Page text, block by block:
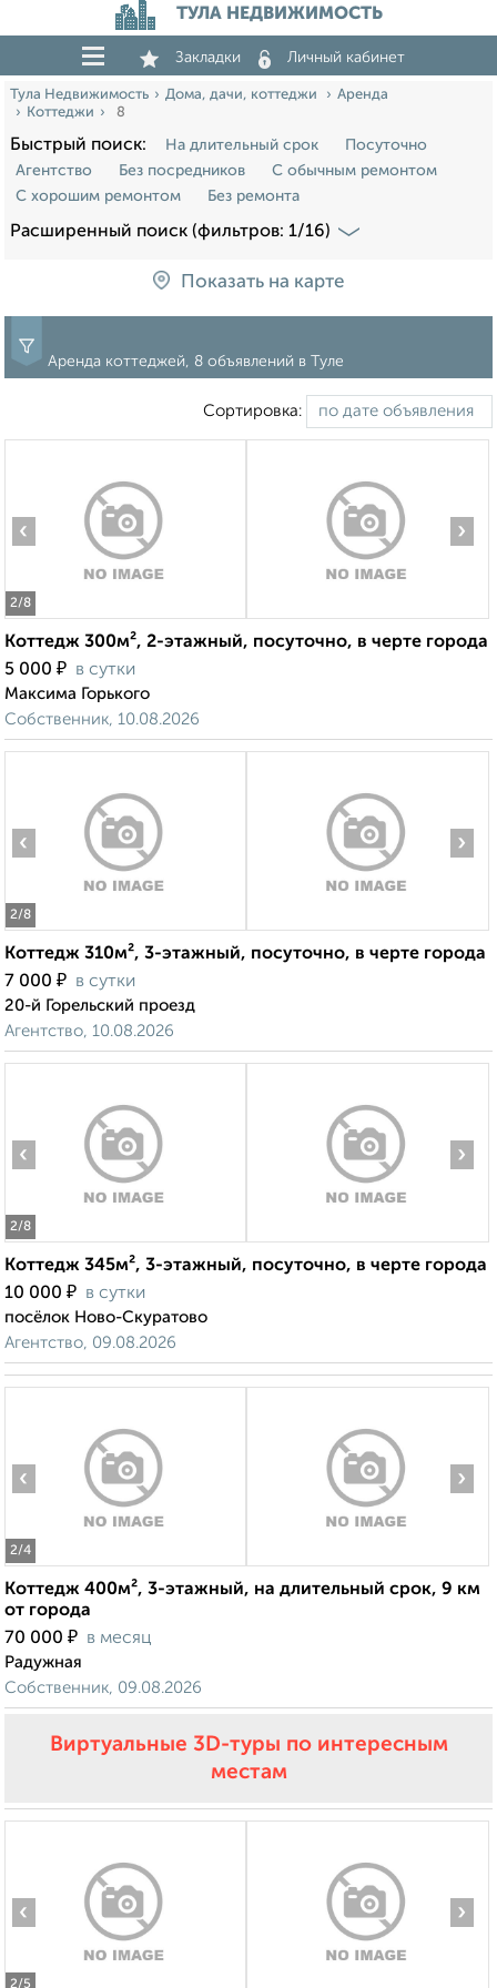
ТУЛА НЕДВИЖИМОСТЬ
Закладки Личный кабинет
Тула Недвижимость Дома, дачи, коттеджи
Аренда
Коттеджи
8
Быстрый поиск: На длительный срок
Посуточно
Агентство
Без посредников
С обычным ремонтом
С хорошим ремонтом
Без ремонта
Расширенный поиск (фильтров: 1/16)
Показать на карте
Аренда коттеджей, 8 объявлений в Туле
Сортировка:
2/8
‹ ›
Коттедж 300м², 2-этажный, посуточно, в черте города
5 000 ₽ в сутки
Максима Горького
Собственник, 10.08.2026
2/8
‹ ›
Коттедж 310м², 3-этажный, посуточно, в черте города
7 000 ₽ в сутки
20-й Горельский проезд
Агентство, 10.08.2026
2/8
‹ ›
Коттедж 345м², 3-этажный, посуточно, в черте города
10 000 ₽ в сутки
посёлок Ново-Скуратово
Агентство, 09.08.2026
2/4
‹ ›
Коттедж 400м², 3-этажный, на длительный срок, 9 км
от города
70 000 ₽ в месяц
Радужная
Собственник, 09.08.2026
Виртуальные 3D-туры по интересным
местам
2/5
‹ ›